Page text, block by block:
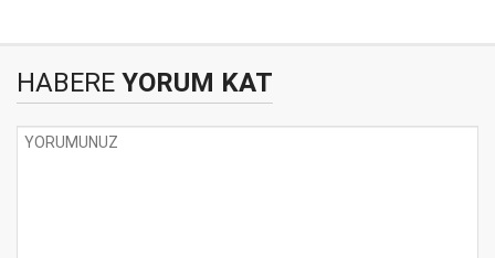
HABERE YORUM KAT